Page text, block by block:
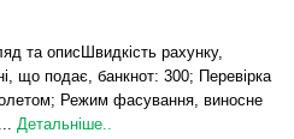
та описШвидкість рахунку,
що подає, банкнот: 300; Перевірка
Режим фасування, виносне
Детальніше..